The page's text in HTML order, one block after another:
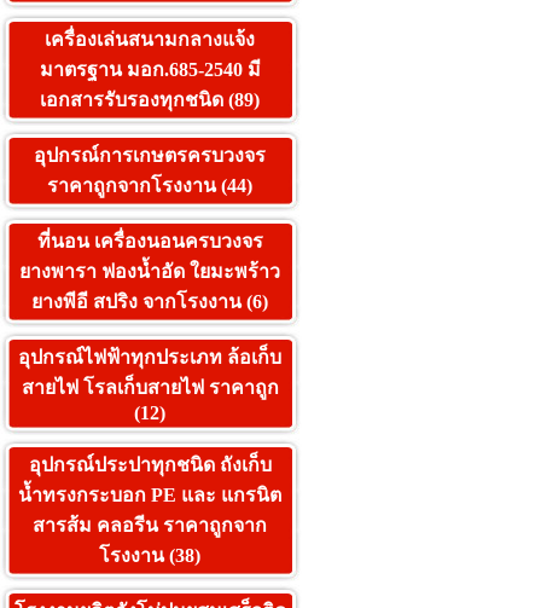
เครื่องเล่นสนามกลางแจ้ง
มาตรฐาน มอก.685-2540 มี
เอกสารรับรองทุกชนิด (89)
อุปกรณ์การเกษตรครบวงจร
ราคาถูกจากโรงงาน (44)
ที่นอน เครื่องนอนครบวงจร
ยางพารา ฟองน้ำอัด ใยมะพร้าว
ยางพีอี สปริง จากโรงงาน (6)
อุปกรณ์ไฟฟ้าทุกประเภท ล้อเก็บ
สายไฟ โรลเก็บสายไฟ ราคาถูก
(12)
อุปกรณ์ประปาทุกชนิด ถังเก็บ
น้ำทรงกระบอก PE และ แกรนิต
สารส้ม คลอรีน ราคาถูกจาก
โรงงาน (38)